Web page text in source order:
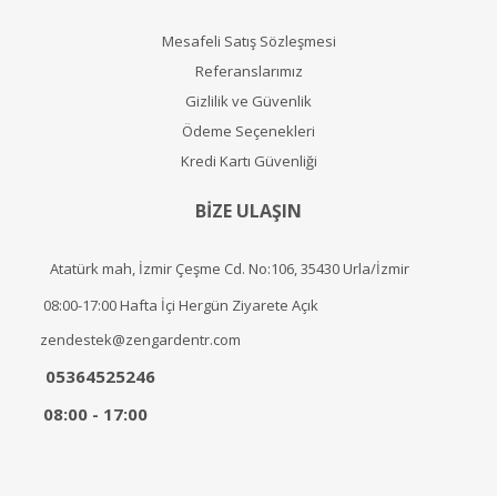
Mesafeli Satış Sözleşmesi
Referanslarımız
Gizlilik ve Güvenlik
Ödeme Seçenekleri
Kredi Kartı Güvenliği
BİZE ULAŞIN
Atatürk mah, İzmir Çeşme Cd. No:106, 35430 Urla/İzmir
08:00-17:00 Hafta İçi Hergün Ziyarete Açık
zendestek@zengardentr.com
05364525246
08:00 - 17:00